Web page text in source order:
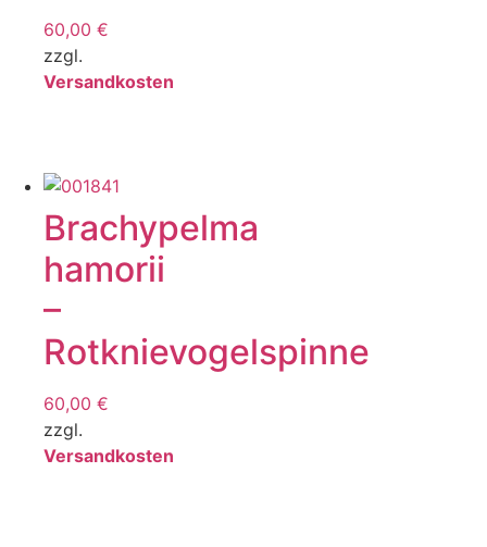
60,00 €
zzgl.
Versandkosten
Brachypelma
hamorii
–
Rotknievogelspinne
60,00 €
zzgl.
Versandkosten